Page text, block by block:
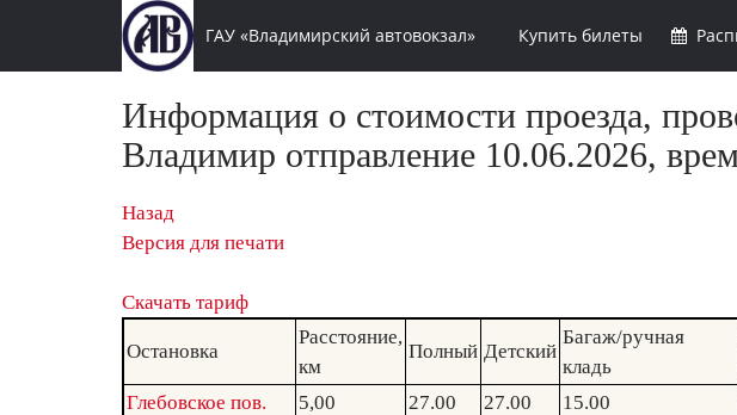
ГАУ «Владимирский автовокзал» Купить билеты
Информация о стоимости проезда,
Владимир отправление 10.06.2026,
Назад
Версия для печати
Скачать тариф
Остановка
Расстояние,
км
Полный Детский
Багаж/ручная
кладь
Глебовское пов.
5,00 27.00 27.00 15.00